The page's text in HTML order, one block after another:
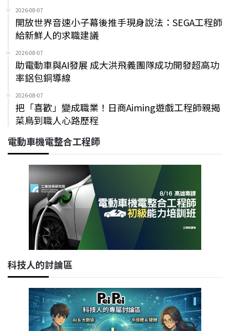
2026-08-07
開放世界音速小子幕後推手現身說法：SEGA工程師
給新鮮人的求職建議
2026-08-07
助電動車與AI發展 成大洪飛義團隊成功開發超高功
率鋁包銅導線
2026-08-07
把「喜歡」變成職業！日商Aiming遊戲工程師親揭
菜鳥到職人心路歷程
電動車機電整合工程師
科技人的討論區